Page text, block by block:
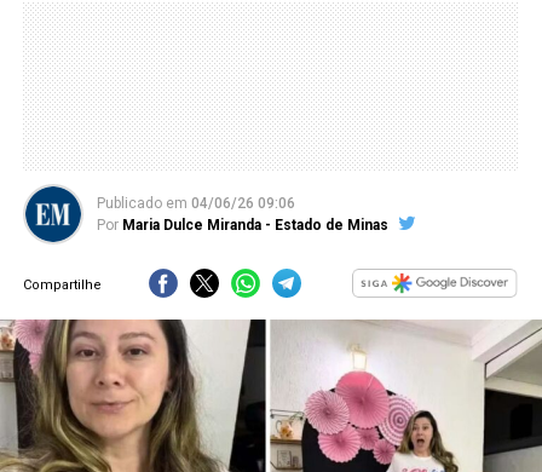
Publicado em 04/06/26 09:06
Por Maria Dulce Miranda - Estado de Minas
Compartilhe